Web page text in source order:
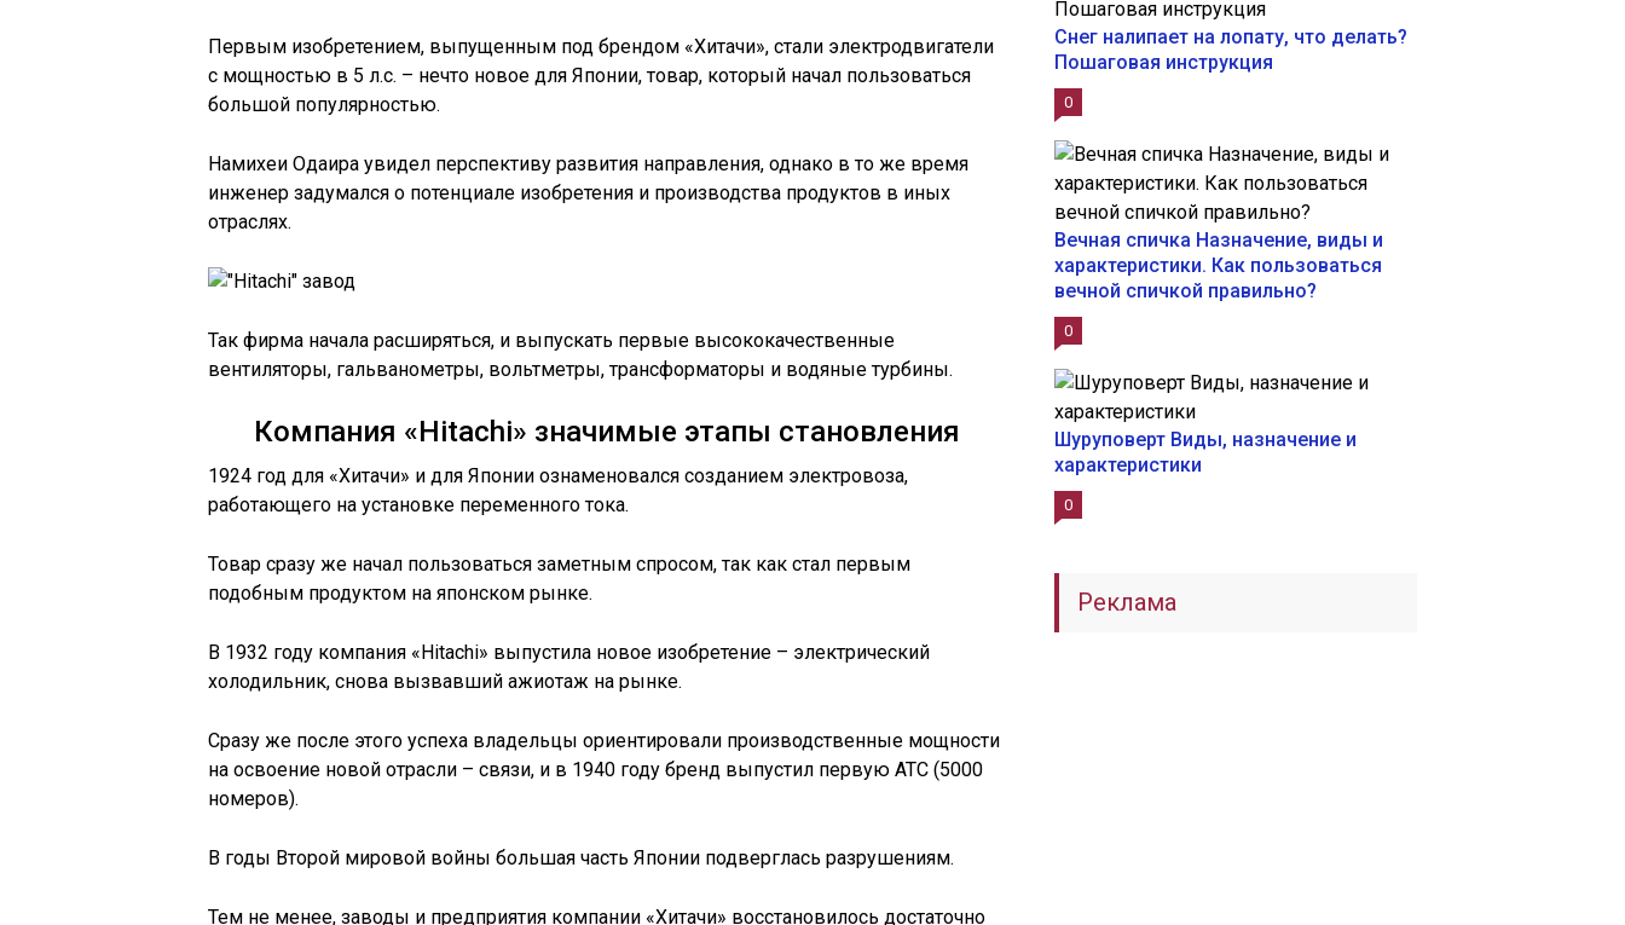
Первым изобретением, выпущенным под брендом «Хитачи», стали электродвигатели
с мощностью в 5 л.с. – нечто новое для Японии, товар, который начал пользоваться
большой популярностью.
Намихеи Одаира увидел перспективу развития направления, однако в то же время
инженер задумался о потенциале изобретения и производства продуктов в иных
отраслях.
Так фирма начала расширяться, и выпускать первые высококачественные
вентиляторы, гальванометры, вольтметры, трансформаторы и водяные турбины.
Компания «Hitachi» значимые этапы становления
1924 год для «Хитачи» и для Японии ознаменовался созданием электровоза,
работающего на установке переменного тока.
Товар сразу же начал пользоваться заметным спросом, так как стал первым
подобным продуктом на японском рынке.
В 1932 году компания «Hitachi» выпустила новое изобретение – электрический
холодильник, снова вызвавший ажиотаж на рынке.
Сразу же после этого успеха владельцы ориентировали производственные мощности
на освоение новой отрасли – связи, и в 1940 году бренд выпустил первую АТС (5000
номеров).
В годы Второй мировой войны большая часть Японии подверглась разрушениям.
Тем не менее, заводы и предприятия компании «Хитачи» восстановилось достаточно
Снег налипает на лопату, что делать?
Пошаговая инструкция
0
Вечная спичка Назначение, виды и
характеристики. Как пользоваться
вечной спичкой правильно?
0
Шуруповерт Виды, назначение и
характеристики
0
Реклама